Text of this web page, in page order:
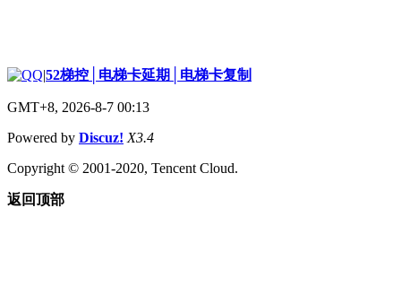
|52梯控│电梯卡延期│电梯卡复制
GMT+8, 2026-8-7 00:13
Powered by Discuz! X3.4
Copyright © 2001-2020, Tencent Cloud.
返回顶部